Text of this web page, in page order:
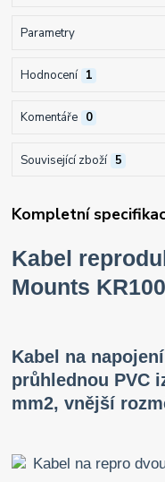
Parametry
Hodnocení 1
Komentáře 0
Související zboží 5
Kompletní
Kabel
Mounts KR100
Kabel na
průhlednou PVC
mm2, vnější